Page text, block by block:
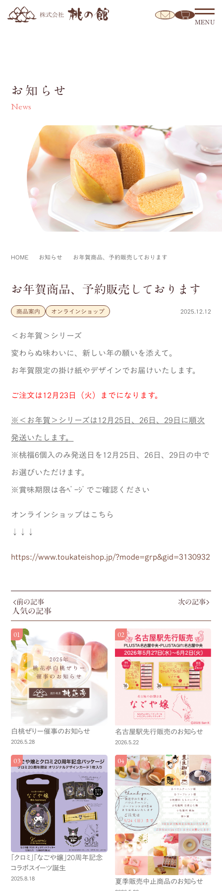
MENU
お知らせ
News
HOME お知らせ お年賀商品、予約販売しております
お年賀商品、予約販売しております
商品案内 オンラインショップ 2025.12.12
＜お年賀＞シリーズ
変わらぬ味わいに、新しい年の願いを添えて。
お年賀限定の掛け紙やデザインでお届けいたします。
ご注文は12月23日（火）までになります。
※＜お年賀＞シリーズは12月25日、26日、29日に順次
発送いたします。
※桃福6個入のみ発送日を12月25日、26日、29日の中で
お選びいただけます。
※賞味期限は各ﾍﾟｰｼﾞでご確認ください
オンラインショップはこちら
↓↓↓
https://www.toukateishop.jp/?mode=grp&gid=3130932
前の記事 次の記事
人気の記事
白桃ぜりー催事のお知らせ
2026.5.28
名古屋駅先行販売のお知らせ
2026.5.22
「クロミ」「なごや嬢」20周年記念
コラボスイーツ誕生
2025.8.18 夏季販売中止商品のお知らせ